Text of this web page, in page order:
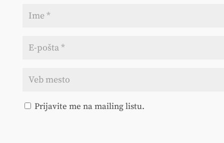
Prijavite me na mailing listu.